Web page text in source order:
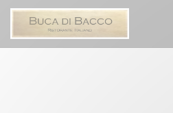
Painel de Gerenciamento de Cookies